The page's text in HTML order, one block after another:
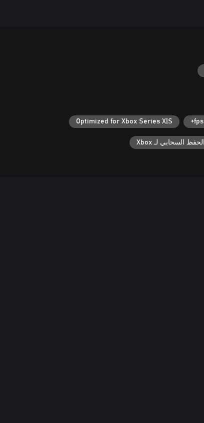
Optimized for Xbox Series X|S
الحفظ السحابي لـ Xbox